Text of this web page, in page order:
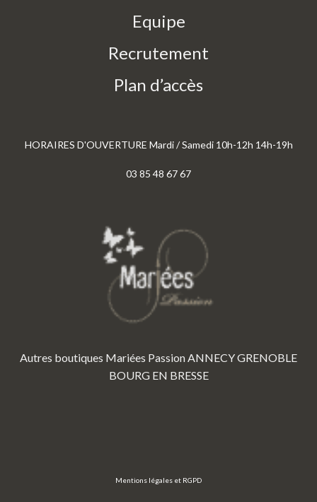
Equipe
Recrutement
Plan d’accès
HORAIRES D'OUVERTURE Mardi / Samedi 10h-12h 14h-19h
03 85 48 67 67
Autres boutiques Mariées PassionANNECYGRENOBLE
BOURG EN BRESSE
Mentions légales et RGPD